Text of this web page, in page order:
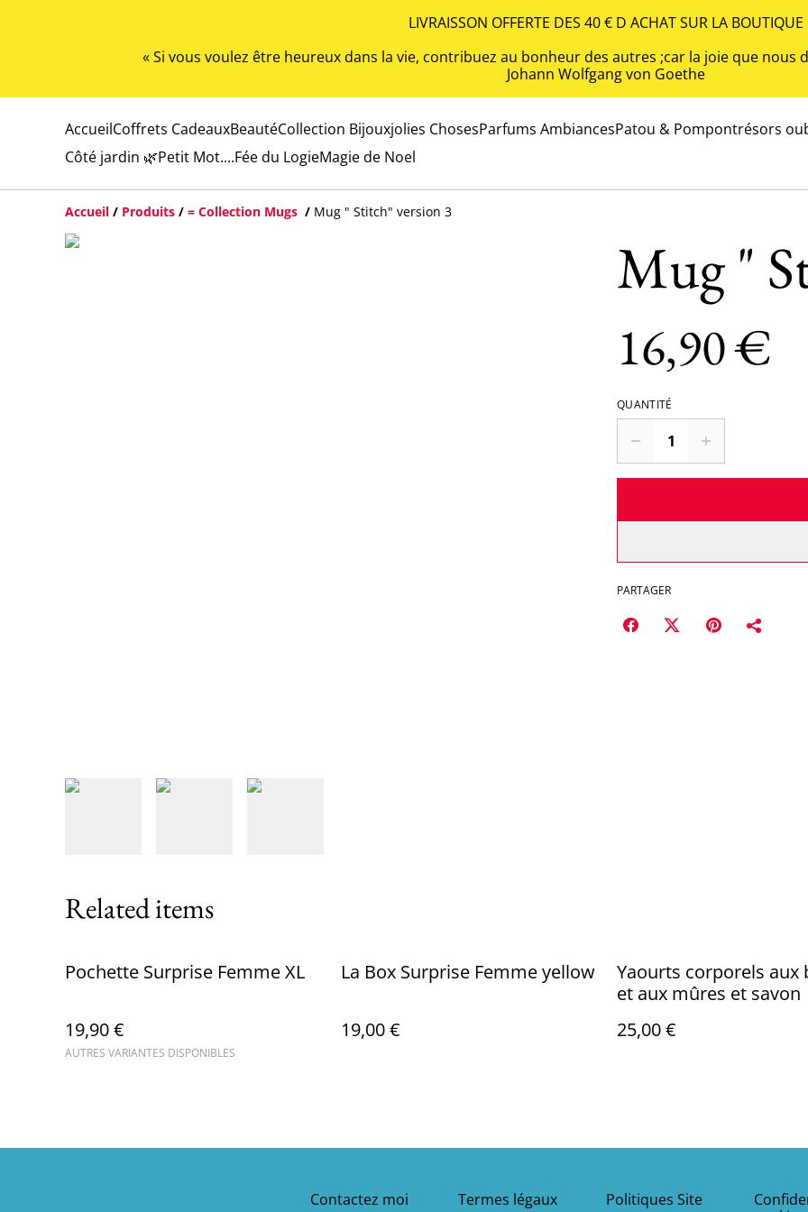
LIVRAISSON OFFERTE DES 40 € D ACHAT SUR LA BOUTIQUE
« Si vous voulez être heureux dans la vie, contribuez au bonheur des autres ;car la joie que nous
Johann Wolfgang von Goethe
AccueilCoffrets CadeauxBeautéCollection Bijouxjolies ChosesParfums AmbiancesPatou & Pompontrésors
Côté jardin 🌿Petit Mot....Fée du LogieMagie de Noel
Accueil / Produits / = Collection Mugs / Mug " Stitch" version 3
Mug "
16,90 €
QUANTITÉ
PARTAGER
Related items
Pochette Surprise Femme XL
19,90 €
AUTRES VARIANTES DISPONIBLES
La Box Surprise Femme yellow
19,00 €
Yaourts corporels aux
et aux mûres et savon
25,00 €
Contactez moi Termes légaux Politiques Site